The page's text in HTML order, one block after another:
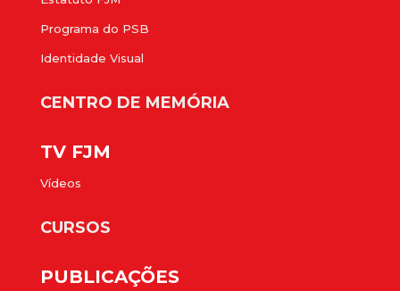
Programa do PSB
Identidade Visual
CENTRO DE MEMÓRIA
TV FJM
Vídeos
CURSOS
PUBLICAÇÕES